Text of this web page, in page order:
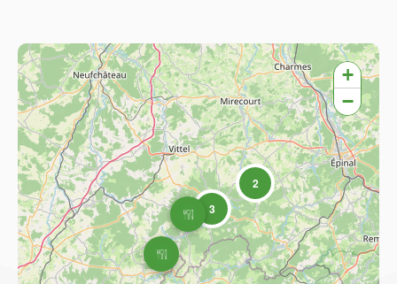
2
3
+
−